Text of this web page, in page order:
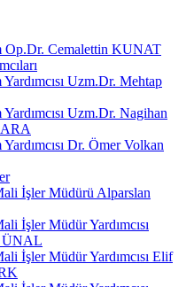
Op.Dr. Cemalettin KUNAT
Uzm.Dr. Mehtap
Uzm.Dr. Nagihan
Dr. Ömer Volkan
İşler Müdürü Alparslan
İşler Müdür Yardımcısı
ÜNAL
İşler Müdür Yardımcısı Elif